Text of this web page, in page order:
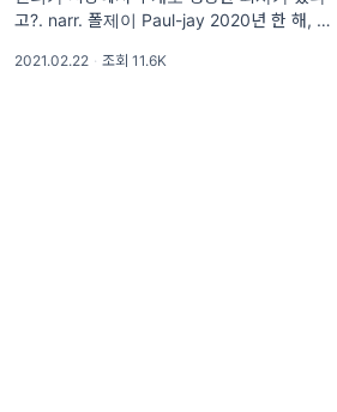
고?. narr. 폴제이 Paul-jay 2020년 한 해, 가
디일까요? 롯테렌터카? 땡! SK렌터카? No! 그
2021.02.22 · 조회 11.6K